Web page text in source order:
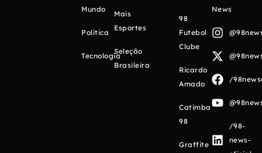
Mundo
Política
Tecnologia
Mais
Esportes
Seleção
Brasileira
98
Futebol
Clube
Ricardo
Amado
Catimba
98
Graffite
News
/
/98-
news-